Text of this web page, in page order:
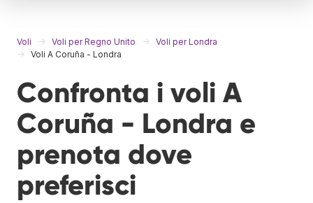
Voli Voli per Regno Unito
Voli per Londra
Voli A Coruña - Londra
Confronta i voli A
Coruña - Londra e
prenota dove
preferisci